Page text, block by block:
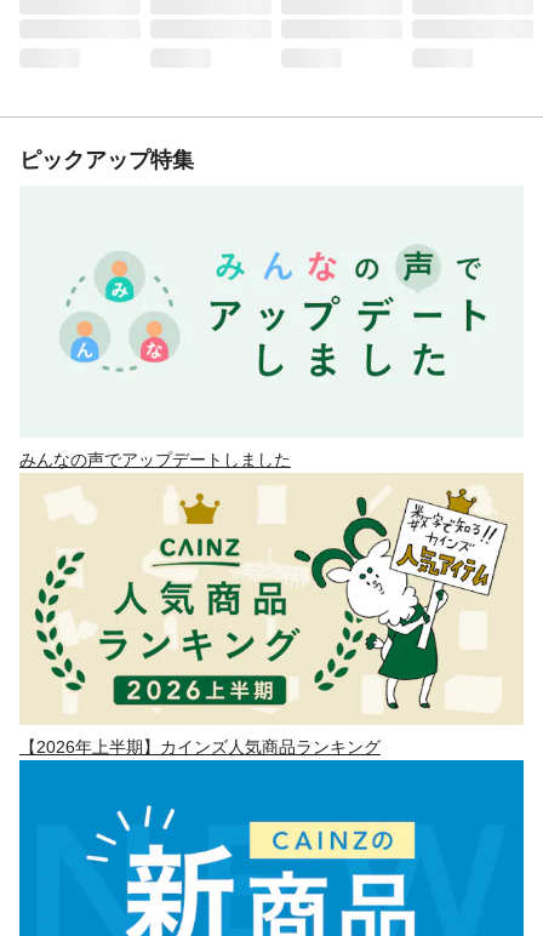
ピックアップ特集
みんなの声でアップデートしました
【2026年上半期】カインズ人気商品ランキング